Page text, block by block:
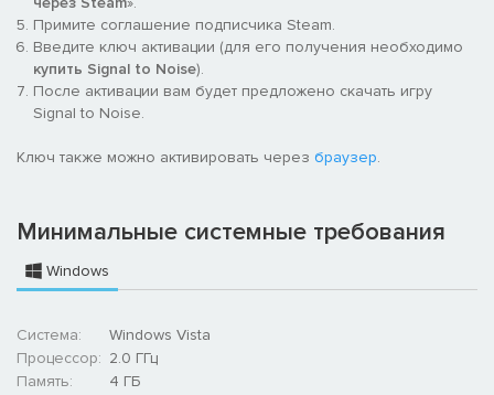
Примите соглашение подписчика Steam.
Введите ключ активации (для его получения необходимо
купить Signal to Noise).
После активации вам будет предложено скачать игру
Signal to Noise.
Ключ также можно активировать через браузер.
Минимальные системные требования
Windows
Система:
Windows Vista
Процессор: 2.0 ГГц
Память:
4 ГБ